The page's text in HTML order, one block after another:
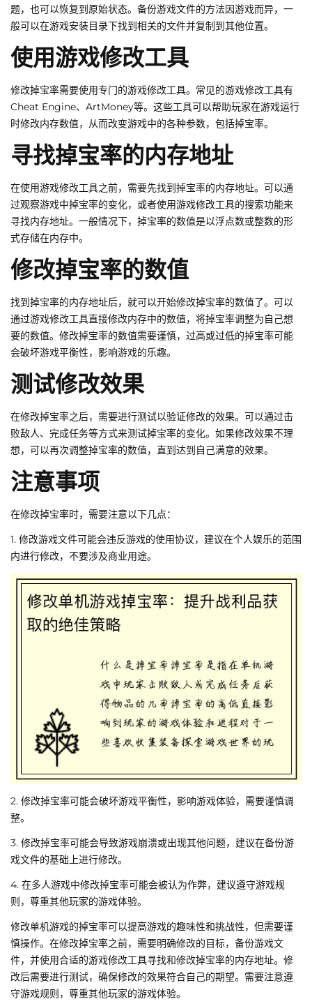
题，也可以恢复到原始状态。备份游戏文件的方法因游戏而异，一
般可以在游戏安装目录下找到相关的文件并复制到其他位置。
使用游戏修改工具
修改掉宝率需要使用专门的游戏修改工具。常见的游戏修改工具有
Cheat Engine、ArtMoney等。这些工具可以帮助玩家在游戏运行
时修改内存数值，从而改变游戏中的各种参数，包括掉宝率。
寻找掉宝率的内存地址
在使用游戏修改工具之前，需要先找到掉宝率的内存地址。可以通
过观察游戏中掉宝率的变化，或者使用游戏修改工具的搜索功能来
寻找内存地址。一般情况下，掉宝率的数值是以浮点数或整数的形
式存储在内存中。
修改掉宝率的数值
找到掉宝率的内存地址后，就可以开始修改掉宝率的数值了。可以
通过游戏修改工具直接修改内存中的数值，将掉宝率调整为自己想
要的数值。修改掉宝率的数值需要谨慎，过高或过低的掉宝率可能
会破坏游戏平衡性，影响游戏的乐趣。
测试修改效果
在修改掉宝率之后，需要进行测试以验证修改的效果。可以通过击
败敌人、完成任务等方式来测试掉宝率的变化。如果修改效果不理
想，可以再次调整掉宝率的数值，直到达到自己满意的效果。
注意事项
在修改掉宝率时，需要注意以下几点：
1. 修改游戏文件可能会违反游戏的使用协议，建议在个人娱乐的范围
内进行修改，不要涉及商业用途。
2. 修改掉宝率可能会破坏游戏平衡性，影响游戏体验，需要谨慎调
整。
3. 修改掉宝率可能会导致游戏崩溃或出现其他问题，建议在备份游
戏文件的基础上进行修改。
4. 在多人游戏中修改掉宝率可能会被认为作弊，建议遵守游戏规
则，尊重其他玩家的游戏体验。
修改单机游戏的掉宝率可以提高游戏的趣味性和挑战性，但需要谨
慎操作。在修改掉宝率之前，需要明确修改的目标，备份游戏文
件，并使用合适的游戏修改工具寻找和修改掉宝率的内存地址。修
改后需要进行测试，确保修改的效果符合自己的期望。需要注意遵
守游戏规则，尊重其他玩家的游戏体验。